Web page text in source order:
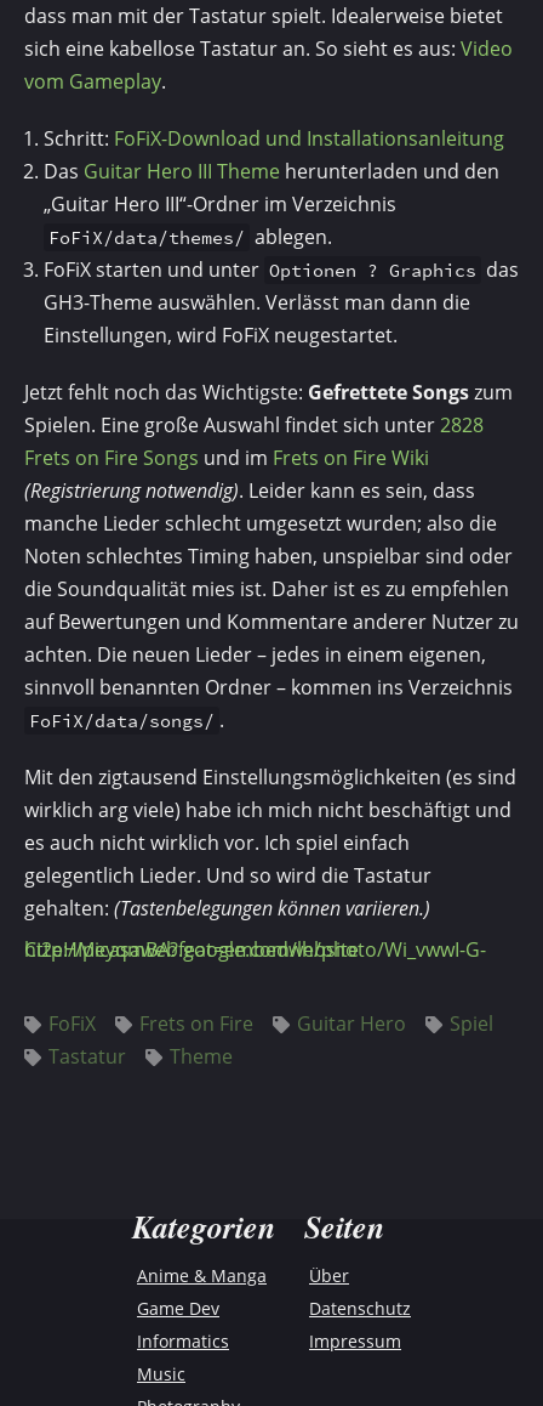
dass man mit der Tastatur spielt. Idealerweise bietet
sich eine kabellose Tastatur an. So sieht es aus: Video
vom Gameplay.
Schritt: FoFiX-Download und Installationsanleitung
Das Guitar Hero III Theme herunterladen und den
„Guitar Hero III“-Ordner im Verzeichnis
FoFiX/data/themes/ ablegen.
FoFiX starten und unter Optionen ? Graphics das
GH3-Theme auswählen. Verlässt man dann die
Einstellungen, wird FoFiX neugestartet.
Jetzt fehlt noch das Wichtigste: Gefrettete Songszum
Spielen. Eine große Auswahl findet sich unter2828
Frets on Fire Songs und im Frets on Fire Wiki
(Registrierung notwendig). Leider kann es sein, dass
manche Lieder schlecht umgesetzt wurden; also die
Noten schlech­tes Timing haben, unspielbar sind oder
die Soundqualität mies ist. Daher ist es zu empfehlen
auf Bewertungen und Kommentare anderer Nutzer zu
achten. Die neuen Lieder – jedes in einem eigenen,
sinnvoll benannten Ordner – kommen ins Verzeichnis
FoFiX/data/songs/ .
Mit den zigtausend Einstellungsmöglichkeiten (es sind
wirklich arg viele) habe ich mich nicht beschäftigt und
es auch nicht wirklich vor. Ich spiel einfach
gelegentlich Lieder. Und so wird die Tastatur
gehalten: (Tastenbelegungen können variieren.)
http://picasaweb.google.com/lh/photo/Wi_vwwI-G-Ci2eHMeyqmBA?feat=embedwebsite
FoFiX Frets on Fire Guitar Hero
Spiel
Tastatur
Theme
Kategorien
Anime & Manga
Game Dev
Informatics
Music
Seiten
Über
Datenschutz
Impressum